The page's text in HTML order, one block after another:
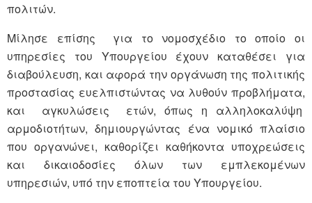
πολιτών.
Μίλησε επίσης για το νομοσχέδιο το οποίο οι
υπηρεσίες του Υπουργείου έχουν καταθέσει για
διαβούλευση, και αφορά την οργάνωση της πολιτικής
προστασίας ευελπιστώντας να λυθούν προβλήματα,
και αγκυλώσεις ετών, όπως η αλληλοκαλύψη
αρμοδιοτήτων, δημιουργώντας ένα νομικό πλαίσιο
που οργανώνει, καθορίζει καθήκοντα υποχρεώσεις
και δικαιοδοσίες όλων των εμπλεκομένων
υπηρεσιών, υπό την εποπτεία του Υπουργείου.